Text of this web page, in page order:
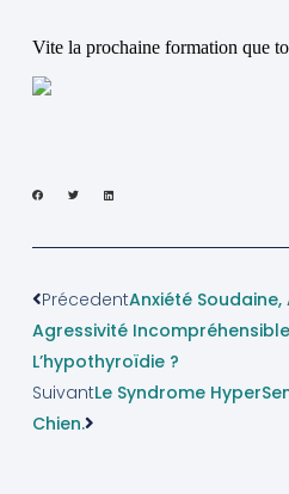
Vite la prochaine formation que
PrécedentAnxiété
Agressivité
L’hypothyroïdie ?
SuivantLe Syndrome
Chien.